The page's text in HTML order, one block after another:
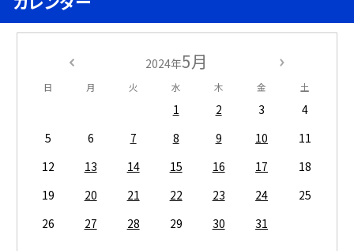
2024年5月
日 月 火 水 木 金 土
1 2 3
4
5
6 7 8 9 10
11
12
13 14 15 16 17
18
19
20 21 22 23 24
25
26
27 28 29 30 31